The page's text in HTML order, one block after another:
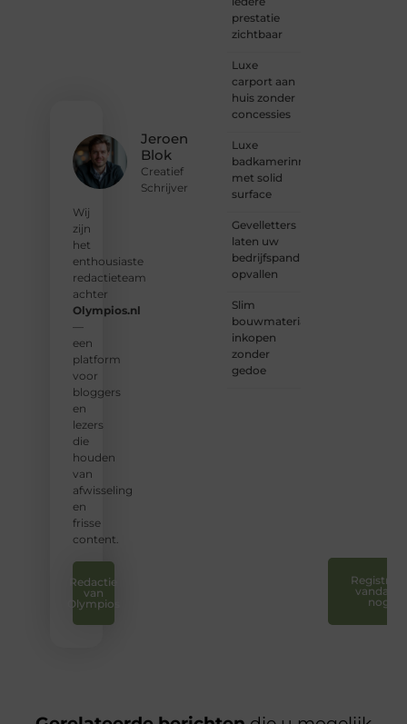
Jeroen
Blok
Creatief
Schrijver
Wij
zijn
het
enthousiaste
redactieteam
achter
Olympios.nl
—
een
platform
voor
bloggers
en
lezers
die
houden
van
afwisseling
en
frisse
content.
Redactie
van
Olympios
prestatie
zichtbaar
Luxe
carport aan
huis zonder
concessies
Luxe
badkamerinrichting
met solid
surface
Gevelletters
laten uw
bedrijfspand
opvallen
Slim
bouwmaterialen
inkopen
zonder
gedoe
Registreer
vandaag
nog